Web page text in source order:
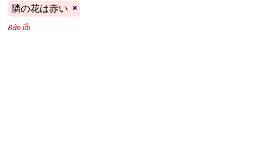
隣の花は赤い ×
Báo lỗi